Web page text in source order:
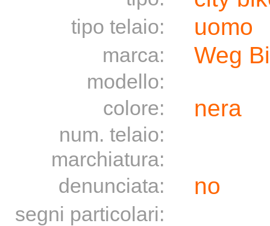
tipo telaio: uomo
marca: Weg
modello:
colore:
nera
num. telaio:
marchiatura:
denunciata:
no
segni particolari: